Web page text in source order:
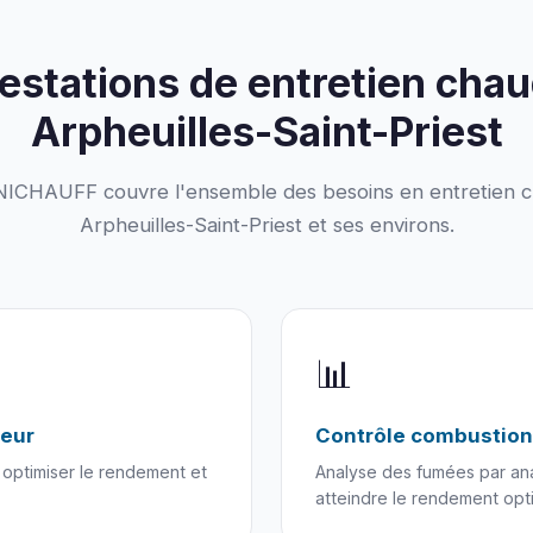
de entretien
Arpheuilles-Saint-Priest
couvre l'ensemble des besoins en entretien
Arpheuilles-Saint-Priest et ses environs.
le rendement et
📊
Contrôle
Analyse des fumées par
atteindre le rendement